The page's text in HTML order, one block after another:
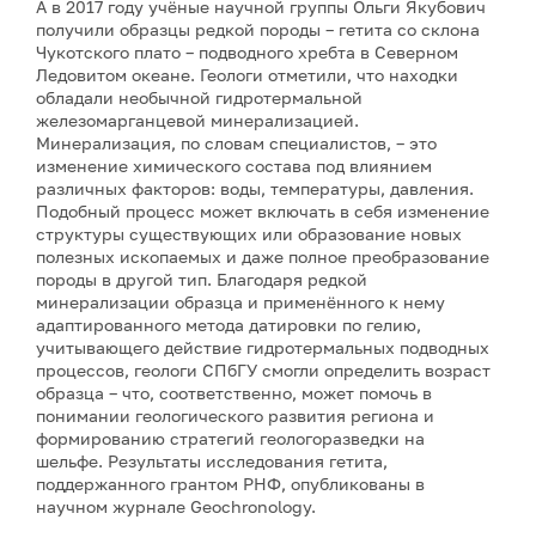
А в 2017 году учёные научной группы Ольги Якубович
получили образцы редкой породы – гетита со склона
Чукотского плато – подводного хребта в Северном
Ледовитом океане. Геологи отметили, что находки
обладали необычной гидротермальной
железомарганцевой минерализацией.
Минерализация, по словам специалистов, – это
изменение химического состава под влиянием
различных факторов: воды, температуры, давления.
Подобный процесс может включать в себя изменение
структуры существующих или образование новых
полезных ископаемых и даже полное преобразование
породы в другой тип. Благодаря редкой
минерализации образца и применённого к нему
адаптированного метода датировки по гелию,
учитывающего действие гидротермальных подводных
процессов, геологи СПбГУ смогли определить возраст
образца – что, соответственно, может помочь в
понимании геологического развития региона и
формированию стратегий геологоразведки на
шельфе. Результаты исследования гетита,
поддержанного грантом РНФ, опубликованы в
научном журнале Geochronology.